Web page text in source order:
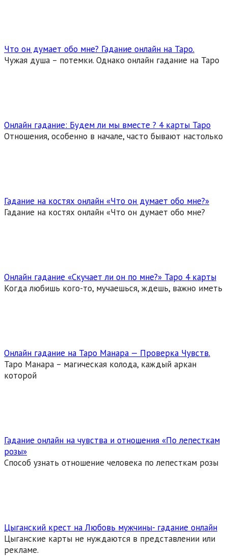
Что он думает обо мне? Гадание онлайн на Таро.
Чужая душа – потемки. Однако онлайн гадание на Таро
Онлайн гадание: Будем ли мы вместе ? 4 карты Таро
Отношения, особенно в начале, часто бывают настолько
Гадание на костях онлайн «Что он думает обо мне?»
Гадание на костях онлайн «Что он думает обо мне?
Онлайн гадание «Скучает ли он по мне?» Таро 4 карты
Когда любишь кого-то, мучаешься, ждешь, важно иметь
Онлайн гадание на Таро Манара — Проверка Чувств.
Таро Манара – магическая колода, каждый аркан
которой
Гадание онлайн на чувства и отношения «По лепесткам
розы»
Способ узнать отношение человека по лепесткам розы
Цыганский крест на Любовь мужчины- гадание онлайн
Цыганские карты не нуждаются в представлении или
рекламе.